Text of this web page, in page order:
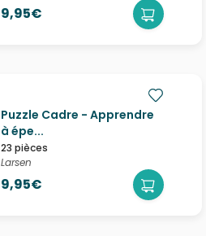
9,95€
Puzzle Cadre - Apprendre
à épe...
23 pièces
Larsen
9,95€